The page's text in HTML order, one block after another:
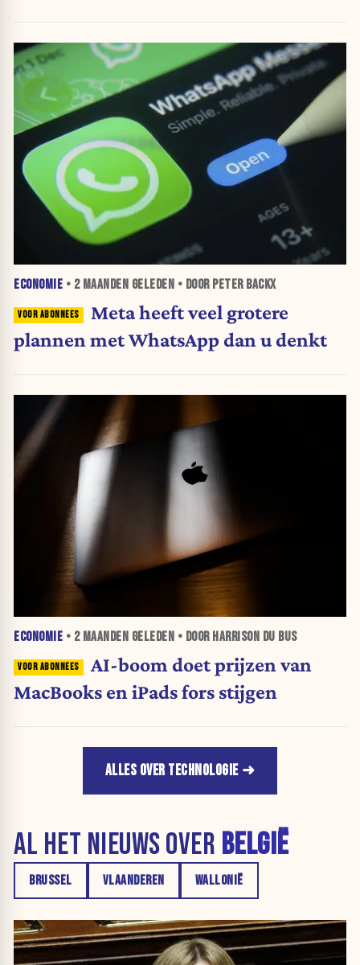
ECONOMIE • 2 MAANDEN GELEDEN • DOOR PETER BACKX
Meta heeft veel grotere
plannen met WhatsApp dan u denkt
ECONOMIE • 2 MAANDEN GELEDEN • DOOR HARRISON DU BUS
AI-boom doet prijzen van
MacBooks en iPads fors stijgen
ALLES OVER TECHNOLOGIE
AL HET NIEUWS OVER BELGIË
BRUSSEL VLAANDEREN WALLONIË